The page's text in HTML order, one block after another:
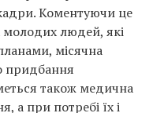
Коментуючи це
молодих людей, які
місячна
придбання
також медична
а при потребі їх і